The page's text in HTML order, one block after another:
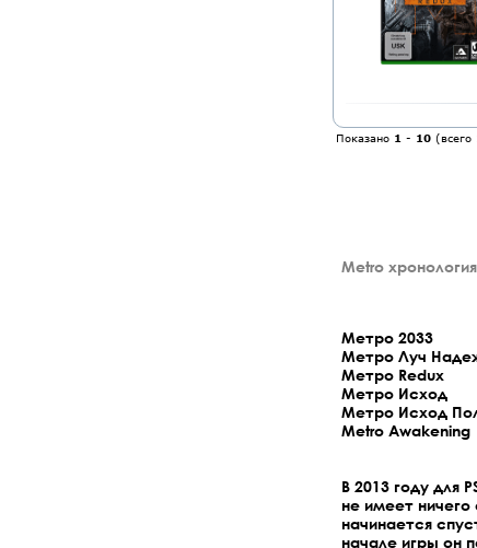
Показано 1 - 10 (всего
Metro
Метро 2033
Метро Луч
Метро Redux
Метро Исход
Метро Исход
Metro Awakening
В 2013 году для
не имеет
начинается
начале игры он